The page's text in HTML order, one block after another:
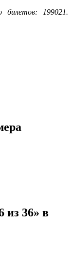
билетов: 199021.
из 36» в